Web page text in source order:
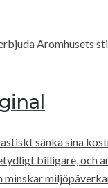
Aromhusets
sänka sina
billigare, och
minskar